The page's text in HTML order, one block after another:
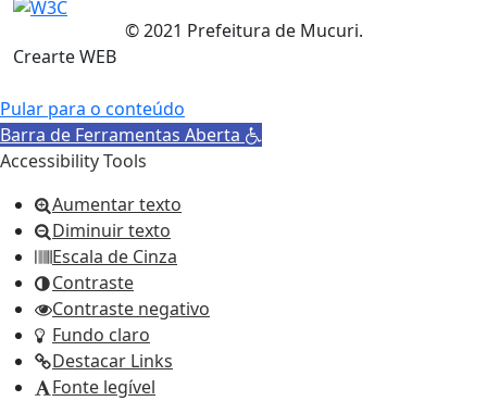
© 2021 Prefeitura de Mucuri.
Crearte WEB
Pular para o conteúdo
Barra de Ferramentas Aberta
Accessibility Tools
Aumentar texto
Diminuir texto
Escala de Cinza
Contraste
Contraste negativo
Fundo claro
Destacar Links
Fonte legível